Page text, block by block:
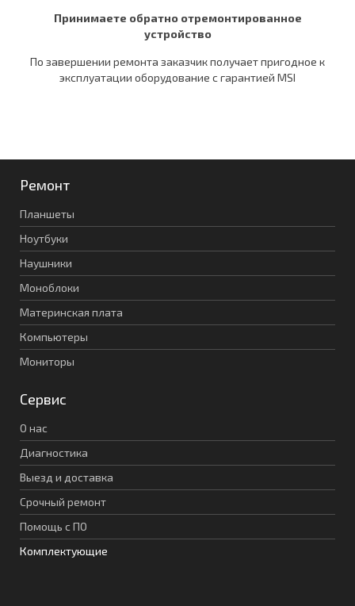
Принимаете обратно отремонтированное
устройство
По завершении ремонта заказчик получает пригодное к
эксплуатации оборудование c гарантией MSI
Ремонт
Планшеты
Ноутбуки
Наушники
Моноблоки
Материнская плата
Компьютеры
Мониторы
Сервис
О нас
Диагностика
Выезд и доставка
Срочный ремонт
Помощь с ПО
Комплектующие